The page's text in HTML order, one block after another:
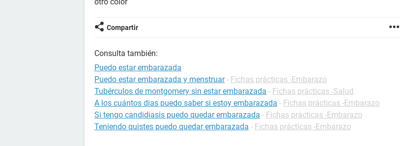
Compartir
Consulta también:
Puedo estar embarazada
Puedo estar embarazada y menstruar - Fichas prácticas -Embarazo
Tubérculos de montgomery sin estar embarazada - Fichas prácticas -Salud
A los cuántos dias puedo saber si estoy embarazada - Fichas prácticas -Embarazo
Si tengo candidiasis puedo quedar embarazada - Fichas prácticas -Embarazo
Teniendo quistes puedo quedar embarazada - Fichas prácticas -Embarazo